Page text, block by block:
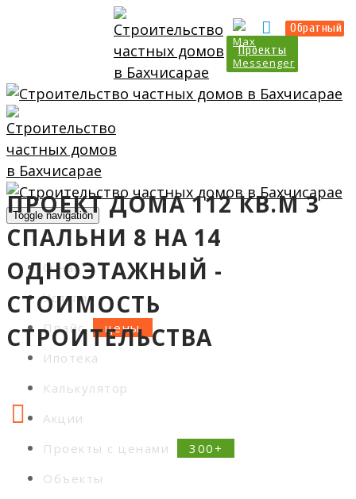
Проекты
Обратный
Toggle navigation
О нас
Услуги
Прайс
Ипотека
Калькулятор
Акции
Проекты с ценами
Объекты
ПРОЕКТ ДОМА 112 КВ.М 3
СПАЛЬНИ 8 НА 14
ОДНОЭТАЖНЫЙ -
СТОИМОСТЬ
СТРОИТЕЛЬСТВА